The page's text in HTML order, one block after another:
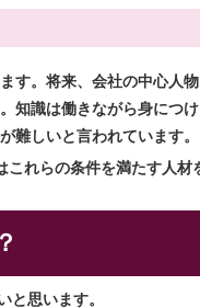
す。将来、会社の中心人
知識は働きながら身につ
難しいと言われています。
れらの条件を満たす人材
と思います。